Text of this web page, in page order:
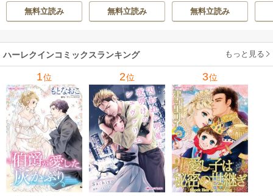
6年 vol.1064 1巻
/橘花夜/メアリ
ー･ライアンズ
ーガン/星合操/ア
ン･ウィール/ 津寺
里可子
無料立読み
6年 vol.1002 1巻
野正美/ヘレン･ブ
ルックス/のわきね
ウェイ/一重夕子
無料立読み
6年 vol.1063 1巻
/おおつきちずる/
レベッカ･ヨーク
ーディ/海野みつる
サラ･ウッド/流
水凛子
無料立読み
/
ザ
ハーレクインコミックスランキング もっと見る
1位 2位 3位